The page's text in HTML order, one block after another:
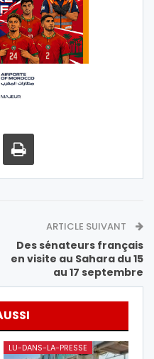
ARTICLE SUIVANT
Des sénateurs français
en visite au Sahara du 15
au 17 septembre
LU-DANS-LA-PRESSE